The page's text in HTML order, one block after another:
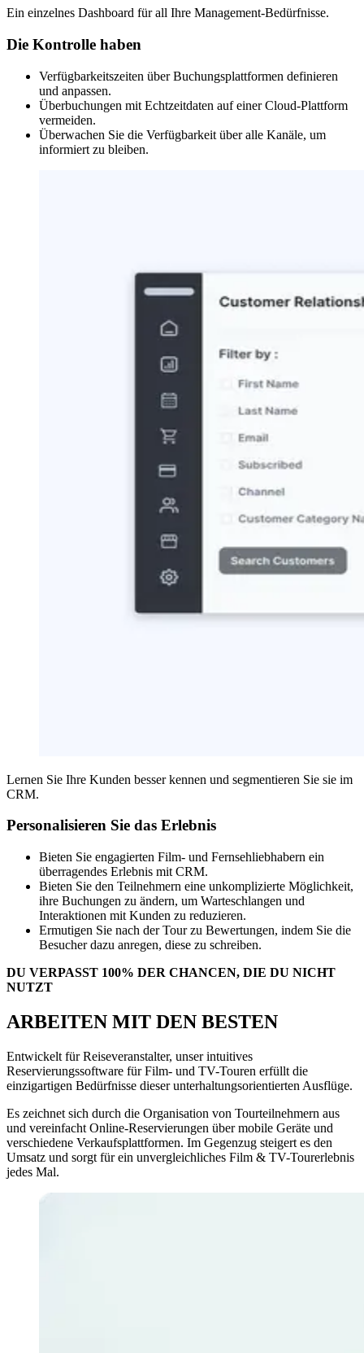
Ein einzelnes Dashboard für all Ihre Management-Bedürfnisse.
Die Kontrolle haben
Verfügbarkeitszeiten über Buchungsplattformen definieren
und anpassen.
Überbuchungen mit Echtzeitdaten auf einer Cloud-Plattform
vermeiden.
Überwachen Sie die Verfügbarkeit über alle Kanäle, um
informiert zu bleiben.
Lernen Sie Ihre Kunden besser kennen und segmentieren Sie sie im
CRM.
Personalisieren Sie das Erlebnis
Bieten Sie engagierten Film- und Fernsehliebhabern ein
überragendes Erlebnis mit CRM.
Bieten Sie den Teilnehmern eine unkomplizierte Möglichkeit,
ihre Buchungen zu ändern, um Warteschlangen und
Interaktionen mit Kunden zu reduzieren.
Ermutigen Sie nach der Tour zu Bewertungen, indem Sie die
Besucher dazu anregen, diese zu schreiben.
DU VERPASST 100% DER CHANCEN, DIE DU NICHT
NUTZT
ARBEITEN MIT DEN BESTEN
Entwickelt für Reiseveranstalter, unser intuitives
Reservierungssoftware für Film- und TV-Touren erfüllt die
einzigartigen Bedürfnisse dieser unterhaltungsorientierten Ausflüge.
Es zeichnet sich durch die Organisation von Tourteilnehmern aus
und vereinfacht Online-Reservierungen über mobile Geräte und
verschiedene Verkaufsplattformen. Im Gegenzug steigert es den
Umsatz und sorgt für ein unvergleichliches Film & TV-Tourerlebnis
jedes Mal.